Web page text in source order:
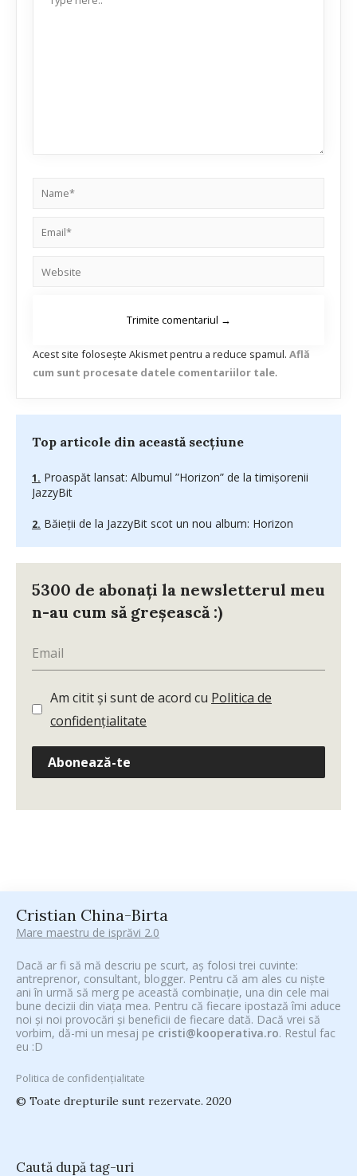
Acest site folosește Akismet pentru a reduce spamul. Află
cum sunt procesate datele comentariilor tale.
Top articole din această secțiune
Proaspăt lansat: Albumul ”Horizon” de la timișorenii
JazzyBit
Băieții de la JazzyBit scot un nou album: Horizon
5300 de abonați la newsletterul meu
n-au cum să greșească :)
Am citit și sunt de acord cu Politica de
confidențialitate
Abonează-te
Cristian China-Birta
Mare maestru de isprăvi 2.0
Dacă ar fi să mă descriu pe scurt, aș folosi trei cuvinte:
antreprenor, consultant, blogger. Pentru că am ales cu niște
ani în urmă să merg pe această combinație, una din cele mai
bune decizii din viața mea. Pentru că fiecare ipostază îmi aduce
noi și noi provocări și beneficii de fiecare dată. Dacă vrei să
vorbim, dă-mi un mesaj pe cristi@kooperativa.ro. Restul fac
eu :D
Politica de confidențialitate
© Toate drepturile sunt rezervate. 2020
Caută după tag-uri